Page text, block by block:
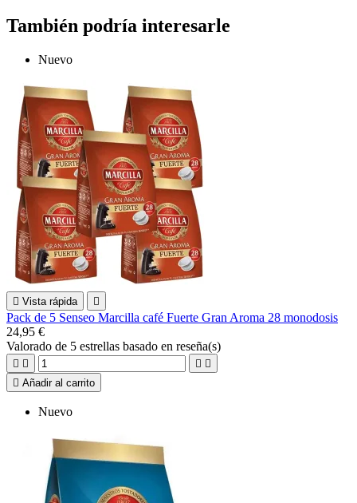
También podría interesarle
Nuevo
 Vista rápida 
Pack de 5 Senseo Marcilla café Fuerte Gran Aroma 28 monodosis
24,95 €
Valorado de 5 estrellas basado en reseña(s)
   
 Añadir al carrito
Nuevo